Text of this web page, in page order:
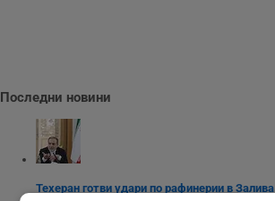
Последни новини
Техеран готви удари по рафинерии в Залива